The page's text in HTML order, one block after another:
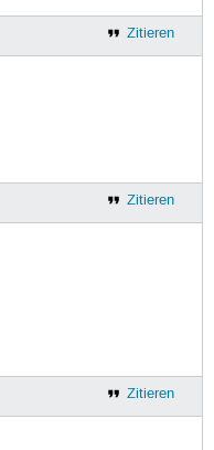
Zitieren
Zitieren
Zitieren